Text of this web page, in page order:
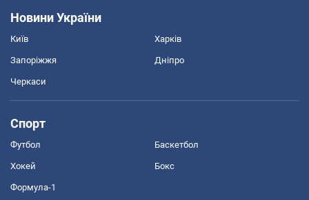
Новини України
Київ Харків
Запоріжжя Дніпро
Черкаси
Спорт
Футбол Баскетбол
Хокей Бокс
Формула-1